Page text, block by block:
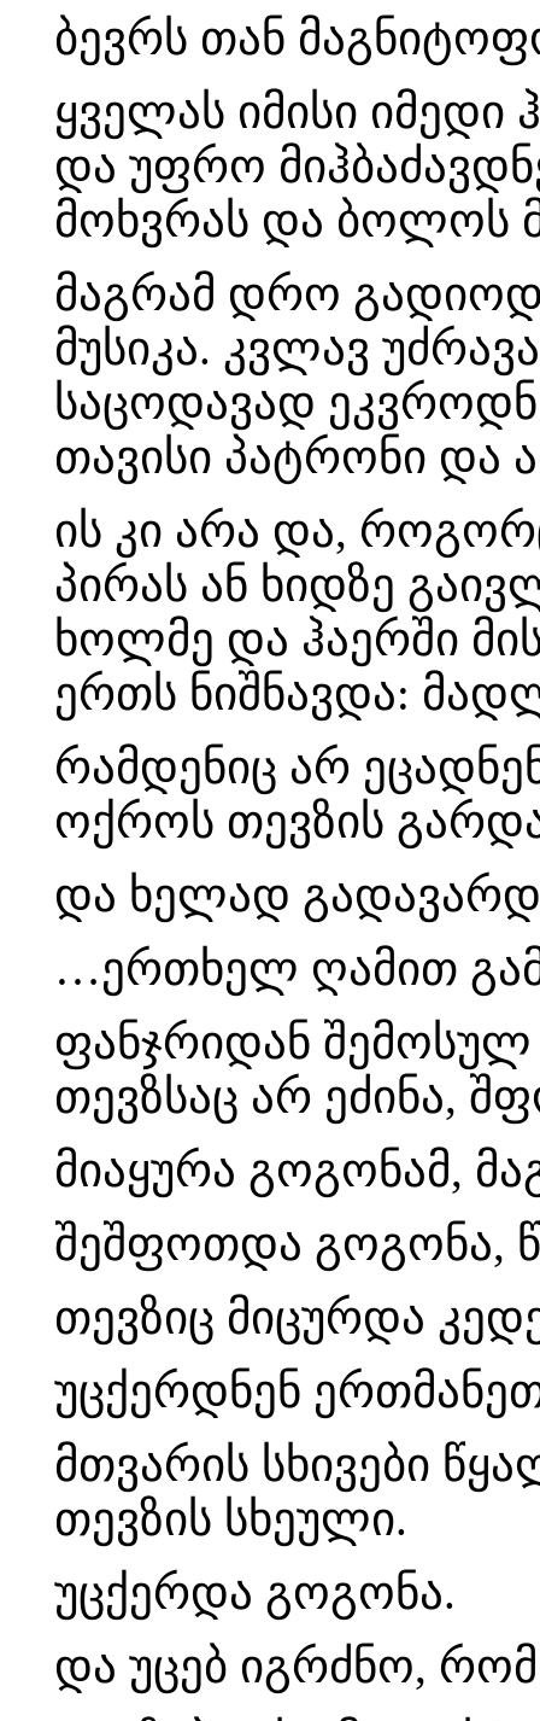
ბევრს თან
ყველას იმისი
და უფრო
მოხვრას და ბოლოს
მაგრამ დრო
მუსიკა. კვლავ
საცოდავად
თავისი პატრონი და
ის კი არა და,
პირას ან ხიდზე
ხოლმე და ჰაერში
ერთს ნიშნავდა:
რამდენიც არ
ოქროს თევზის
და ხელად
…ერთხელ ღამით
ფანჯრიდან
თევზსაც არ ეძინა,
მიაყურა გოგონამ,
შეშფოთდა გოგონა,
თევზიც მიცურდა
უცქერდნენ
მთვარის სხივები
თევზის სხეული.
უცქერდა გოგონა.
და უცებ იგრძნო,